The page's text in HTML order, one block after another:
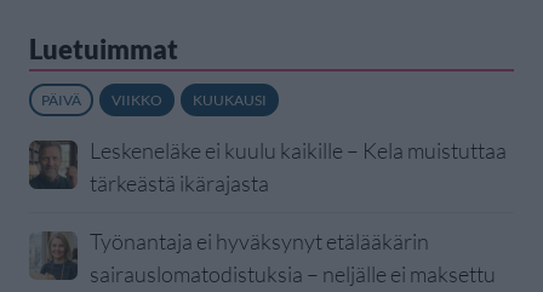
Luetuimmat
PÄIVÄ VIIKKO KUUKAUSI
Leskeneläke ei kuulu kaikille – Kela muistuttaa
tärkeästä ikärajasta
Työnantaja ei hyväksynyt etälääkärin
sairauslomatodistuksia – neljälle ei maksettu